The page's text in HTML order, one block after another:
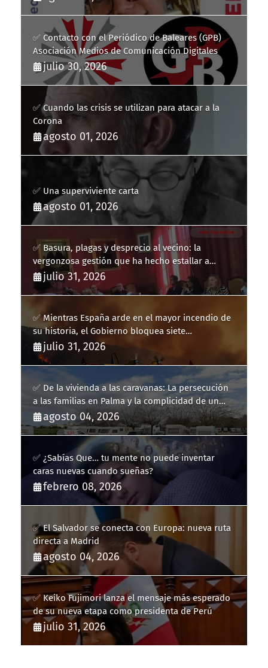
✅ Contacto con el Periódico de Baleares (GPB)
Asociación Medios de Comunicación Digitales
julio 30, 2026
✅ Cuando las crisis se utilizan para atacar a la
Corona
agosto 01, 2026
✅ Una superviviente carta
agosto 01, 2026
✅ Basura, plagas y desprecio al vecino: la
vergonzosa gestión que ha hecho estallar a
Llucmajor
julio 31, 2026
✅ Mientras España arde en el mayor incendio de
su historia, el Gobierno bloquea siete
hidroaviones por "ahorrarse" dinero
julio 31, 2026
✅ De la vivienda a las caravanas: La persecución
a las familias en Palma y la complicidad de un
fracaso heredado
agosto 04, 2026
✅ ¿Sabías Que… tu mente no puede inventar
caras nuevas cuando sueñas?
febrero 08, 2026
✅ El Salvador se conecta con Europa: nueva ruta
directa a Madrid
agosto 04, 2026
✅ Keiko Fujimori lanza el mensaje más esperado
de su nueva etapa como presidenta de Perú
julio 31, 2026